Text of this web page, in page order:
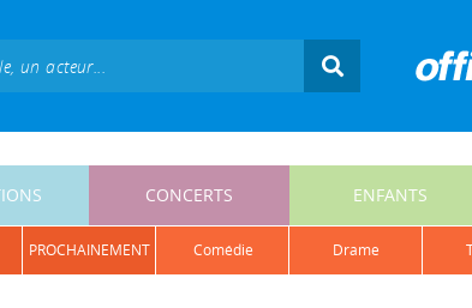
CONCERTS ENFANTS
PROCHAINEMENT comédie drame